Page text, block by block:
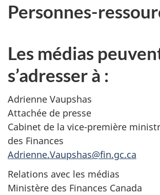
Personnes-
Les médias
s’adresser à :
Adrienne Vaupshas
Attachée de presse
Cabinet de la vice-première
des Finances
Adrienne.Vaupshas@fin.gc.ca
Relations avec les médias
Ministère des Finances Canada